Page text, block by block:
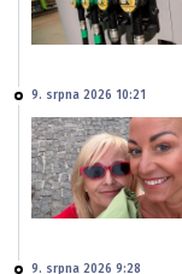
9. srpna 2026 10:21
9. srpna 2026 9:28